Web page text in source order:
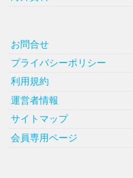
お問合せ
プライバシーポリシー
利用規約
運営者情報
サイトマップ
会員専用ページ